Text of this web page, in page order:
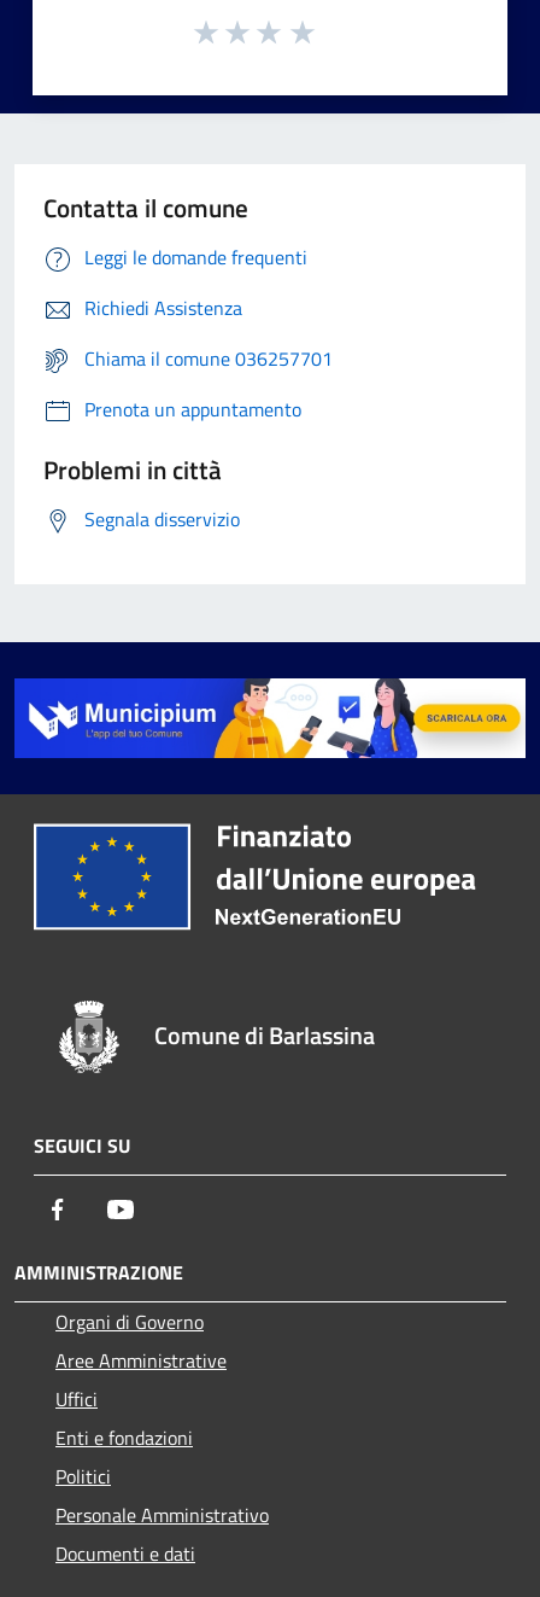
Contatta il comune
Leggi le domande frequenti
Richiedi Assistenza
Chiama il comune 036257701
Prenota un appuntamento
Problemi in città
Segnala disservizio
Comune di Barlassina
SEGUICI SU
Facebook
AMMINISTRAZIONE
Organi di Governo
Aree Amministrative
Uffici
Enti e fondazioni
Politici
Personale Amministrativo
Documenti e dati